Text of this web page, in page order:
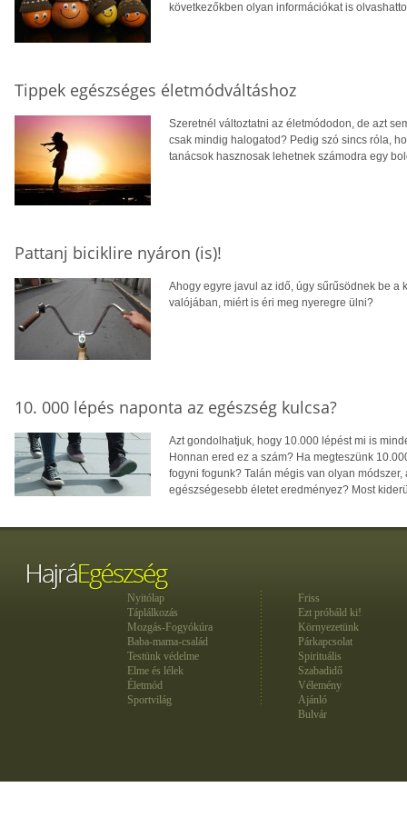
következőkben olyan információkat is
Tippek egészséges életmódváltáshoz
Szeretnél változtatni az életmódodon, de azt
csak mindig halogatod? Pedig szó sincs róla,
tanácsok hasznosak lehetnek számodra egy
Pattanj biciklire nyáron (is)!
Ahogy egyre javul az idő, úgy sűrűsödnek be a
valójában, miért is éri meg nyeregre ülni?
10. 000 lépés naponta az egészség kulcsa?
Azt gondolhatjuk, hogy 10.000 lépést mi is
Honnan ered ez a szám? Ha megteszünk
fogyni fogunk? Talán mégis van olyan
egészségesebb életet eredményez? Most
Nyitólap
Táplálkozás
Mozgás-Fogyókúra
Baba-mama-család
Testünk védelme
Elme és lélek
Életmód
Sportvilág
Friss
Ezt próbáld ki!
Környezetünk
Párkapcsolat
Spirituális
Szabadidő
Vélemény
Ajánló
Bulvár